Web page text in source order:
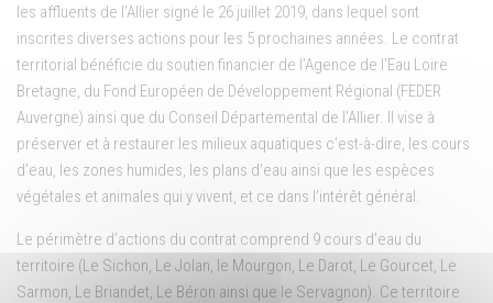
les affluents de l’Allier signé le 26 juillet 2019, dans lequel sont
inscrites diverses actions pour les 5 prochaines années. Le contrat
territorial bénéficie du soutien financier de l’Agence de l’Eau Loire
Bretagne, du Fond Européen de Développement Régional (FEDER
Auvergne) ainsi que du Conseil Départemental de l’Allier. Il vise à
préserver et à restaurer les milieux aquatiques c’est-à-dire, les cours
d’eau, les zones humides, les plans d’eau ainsi que les espèces
végétales et animales qui y vivent, et ce dans l’intérêt général.
Le périmètre d’actions du contrat comprend 9 cours d’eau du
territoire (Le Sichon, Le Jolan, le Mourgon, Le Darot, Le Gourcet, Le
Sarmon, Le Briandet, Le Béron ainsi que le Servagnon). Ce territoire